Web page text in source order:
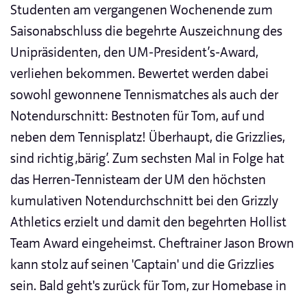
Studenten am vergangenen Wochenende zum
Saisonabschluss die begehrte Auszeichnung des
Unipräsidenten, den UM-President’s-Award,
verliehen bekommen. Bewertet werden dabei
sowohl gewonnene Tennismatches als auch der
Notendurschnitt: Bestnoten für Tom, auf und
neben dem Tennisplatz! Überhaupt, die Grizzlies,
sind richtig ‚bärig‘. Zum sechsten Mal in Folge hat
das Herren-Tennisteam der UM den höchsten
kumulativen Notendurchschnitt bei den Grizzly
Athletics erzielt und damit den begehrten Hollist
Team Award eingeheimst. Cheftrainer Jason Brown
kann stolz auf seinen 'Captain' und die Grizzlies
sein. Bald geht's zurück für Tom, zur Homebase in